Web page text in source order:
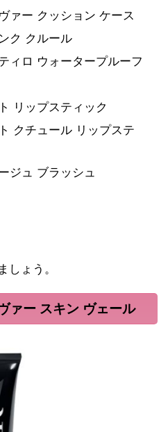
ァー クッション ケース
ク クルール
ィロ ウォータープルーフ
リップスティック
クチュール リップステ
ジュ ブラッシュ
しょう。
ァー スキン ヴェール